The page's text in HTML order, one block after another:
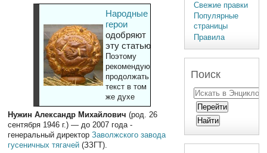
Народные
герои
одобряют
эту статью
Поэтому
рекомендуют
продолжать
текст в том
же духе
Нужин Александр Михайлович (род. 26
сентября 1946 г.) — до 2007 года -
генеральный директорЗаволжского завода
гусеничных тягачей (ЗЗГТ).
Свежие правки
Популярные
страницы
Правила
Поиск